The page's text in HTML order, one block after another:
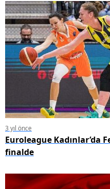
3 yıl önce
Euroleague Kadınlar’da
finalde